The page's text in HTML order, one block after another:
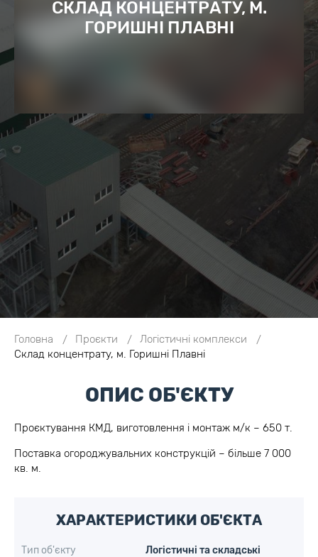
СКЛАД КОНЦЕНТРАТУ, М.
ГОРИШНІ ПЛАВНІ
Головна Проєкти
Логістичні комплекси
Склад концентрату, м. Горишні Плавні
ОПИС ОБ'ЄКТУ
Проєктування КМД, виготовлення і монтаж м/к – 650 т.
Поставка огороджувальних конструкцій – більше 7 000
кв. м.
ХАРАКТЕРИСТИКИ ОБ'ЄКТА
Тип об'єкту
Логістичні та складські